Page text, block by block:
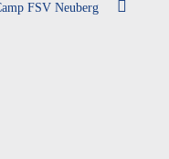
FSV Neuberg